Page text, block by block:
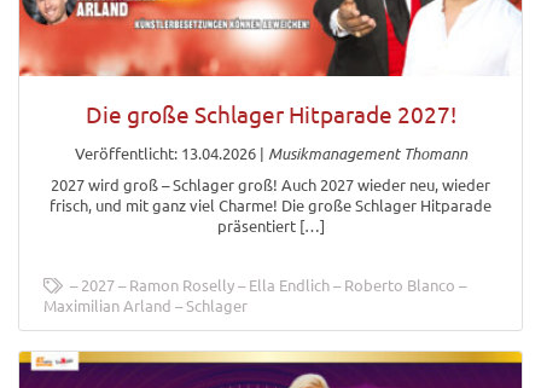
Die große Schlager Hitparade 2027!
Veröffentlicht: 13.04.2026| Musikmanagement Thomann
2027 wird groß – Schlager groß! Auch 2027 wieder neu, wieder
frisch, und mit ganz viel Charme! Die große Schlager Hitparade
präsentiert […]
2027 Ramon Roselly Ella Endlich
Roberto Blanco
Maximilian Arland
Schlager